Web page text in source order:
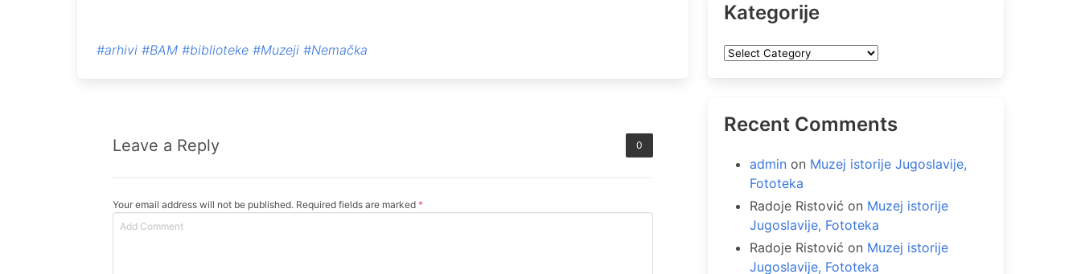
#arhivi #BAM #biblioteke #Muzeji #Nemačka
Leave a Reply 0
Your email address will not be published. Required fields are marked *
Kategorije
Kategorije
Recent Comments
adminon Muzej istorije Jugoslavije,
Fototeka
Radoje Ristović on Muzej istorije
Jugoslavije, Fototeka
Radoje Ristović on Muzej istorije
Jugoslavije, Fototeka